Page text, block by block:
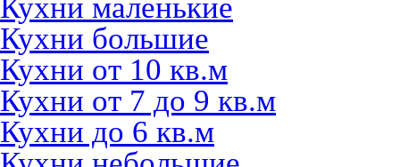
Кухни маленькие
Кухни большие
Кухни от 10 кв.м
Кухни от 7 до 9 кв.м
Кухни до 6 кв.м